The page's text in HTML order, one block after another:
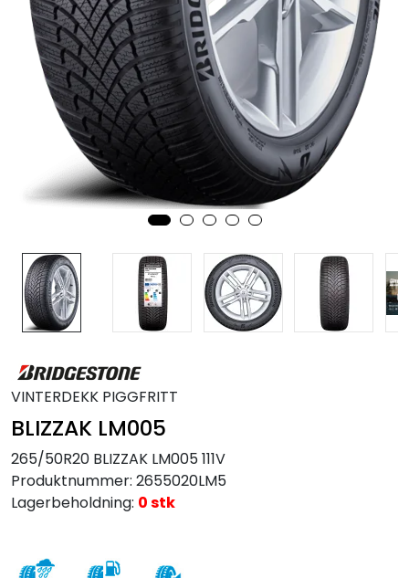
VINTERDEKK PIGGFRITT
BLIZZAK LM005
265/50R20 BLIZZAK LM005 111V
Produktnummer: 2655020LM5
Lagerbeholdning: 0 stk
MC
Tilbudstorget